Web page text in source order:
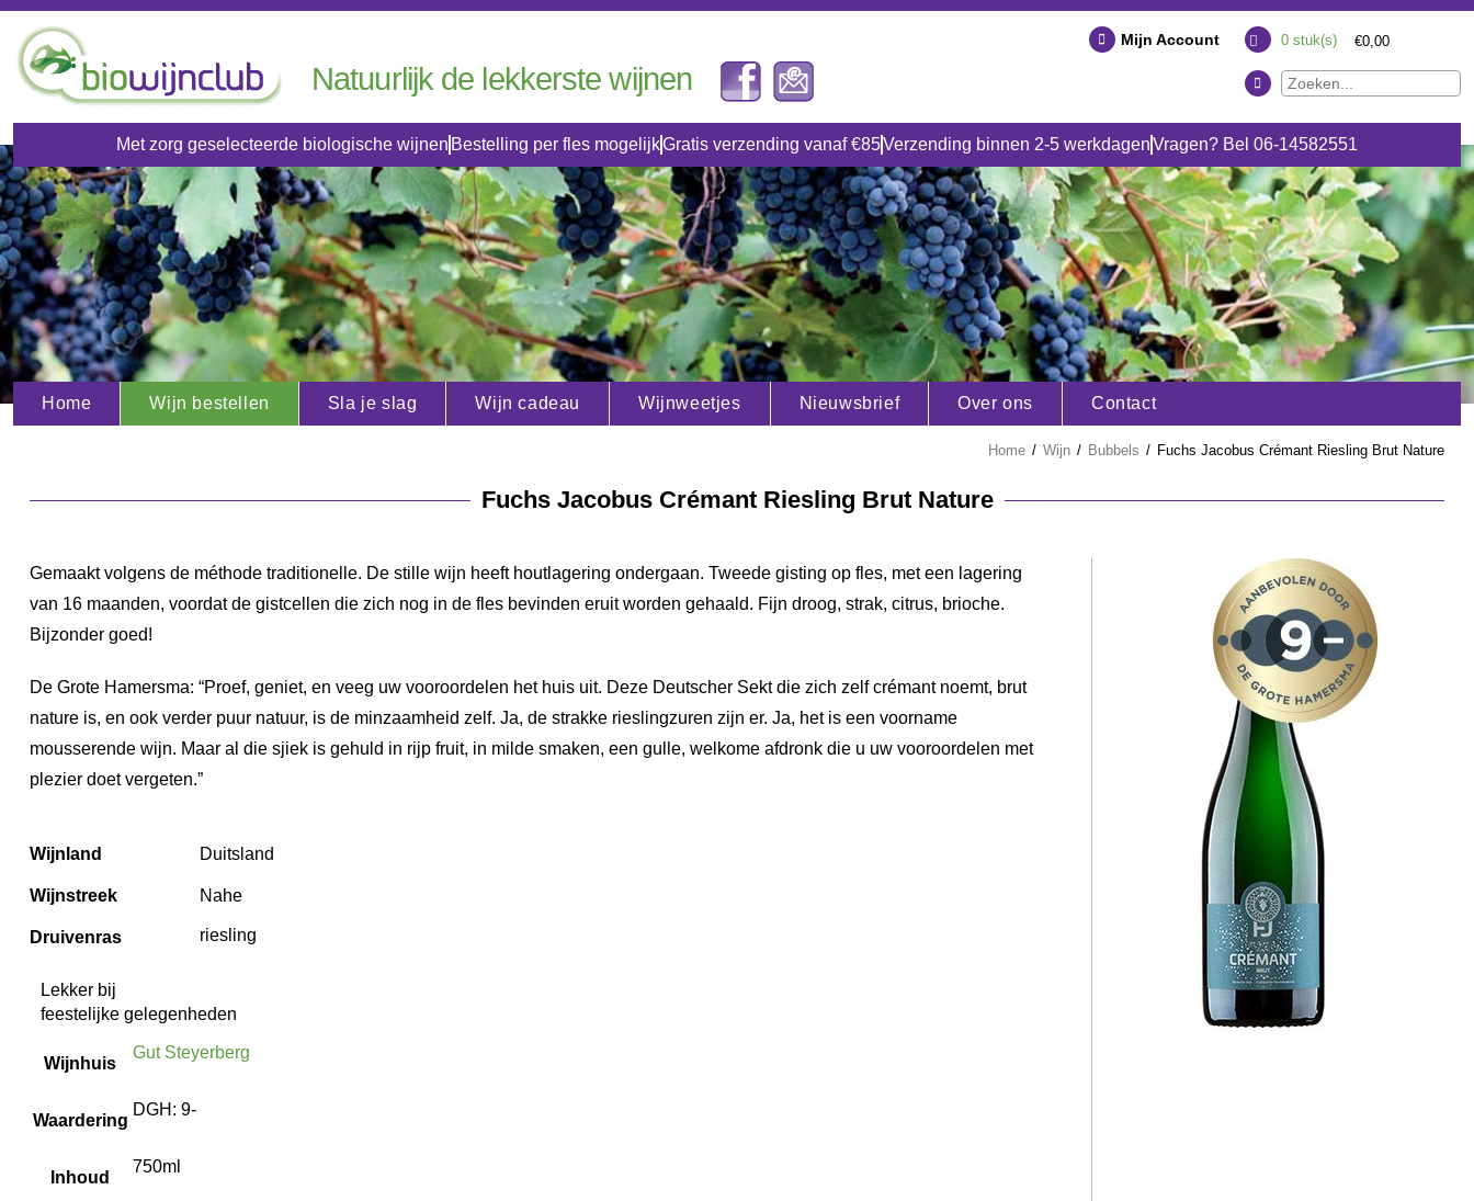
Natuurlijk de lekkerste wijnen
Mijn Account 0 stuk(s) €0,00
Met zorg geselecteerde biologische wijnen Bestelling per fles mogelijkGratis verzending vanaf €85Verzending binnen 2-5 werkdagenVragen? Bel 06-14582551
Home Wijn bestellen Sla je slag Wijn cadeau Wijnweetjes Nieuwsbrief Over ons Contact
Home / Wijn / Bubbels / Fuchs Jacobus Crémant Riesling Brut Nature
Fuchs Jacobus Crémant Riesling Brut Nature
Gemaakt volgens de méthode traditionelle. De stille wijn heeft houtlagering ondergaan. Tweede gisting op fles, met een lagering
van 16 maanden, voordat de gistcellen die zich nog in de fles bevinden eruit worden gehaald. Fijn droog, strak, citrus, brioche.
Bijzonder goed!
De Grote Hamersma: “Proef, geniet, en veeg uw vooroordelen het huis uit. Deze Deutscher Sekt die zich zelf crémant noemt, brut
nature is, en ook verder puur natuur, is de minzaamheid zelf. Ja, de strakke rieslingzuren zijn er. Ja, het is een voorname
mousserende wijn. Maar al die sjiek is gehuld in rijp fruit, in milde smaken, een gulle, welkome afdronk die u uw vooroordelen met
plezier doet vergeten.”
Wijnland Duitsland
Wijnstreek Nahe
Druivenras riesling
Lekker bij
feestelijke gelegenheden
Wijnhuis
Gut Steyerberg
Waardering
DGH: 9-
Inhoud
750ml